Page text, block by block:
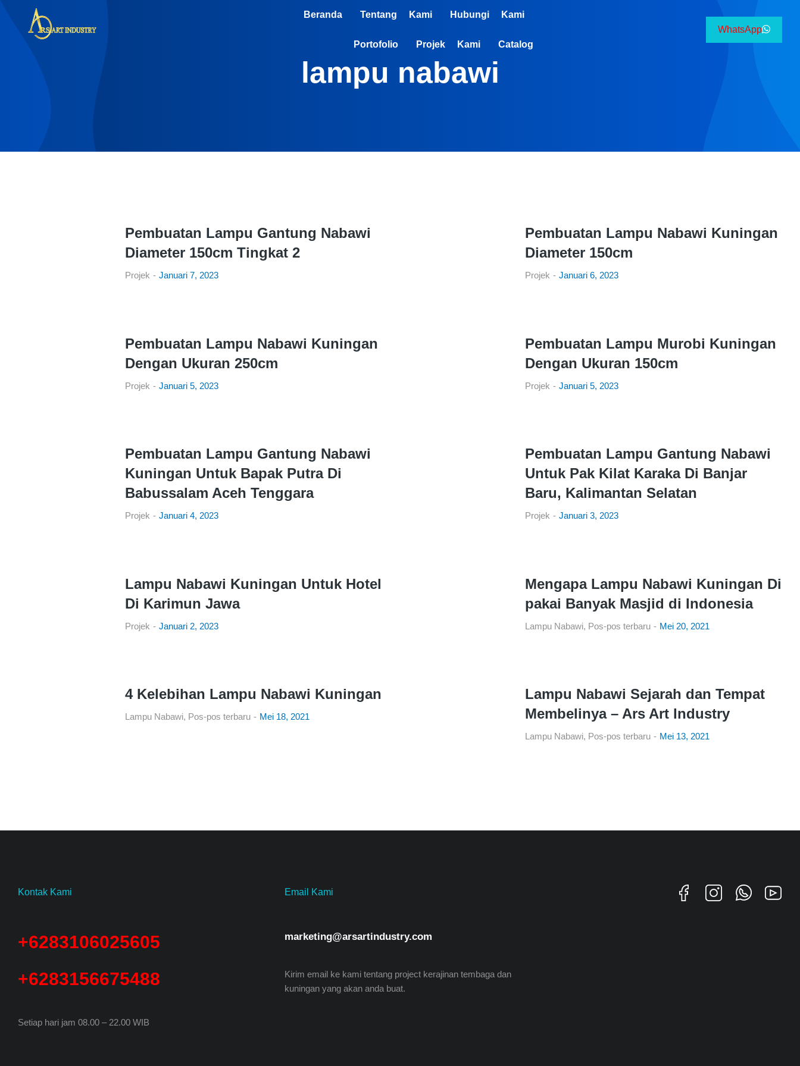
Beranda Tentang Kami Hubungi Kami
Portofolio Projek Kami Catalog
WhatsApp
lampu nabawi
Pembuatan Lampu Gantung Nabawi
Diameter 150cm Tingkat 2
Projek Januari 7, 2023
Pembuatan Lampu Nabawi Kuningan
Diameter 150cm
Projek Januari 6, 2023
Pembuatan Lampu Nabawi Kuningan
Dengan Ukuran 250cm
Projek Januari 5, 2023
Pembuatan Lampu Murobi Kuningan
Dengan Ukuran 150cm
Projek Januari 5, 2023
Pembuatan Lampu Gantung Nabawi
Kuningan Untuk Bapak Putra Di
Babussalam Aceh Tenggara
Projek Januari 4, 2023
Pembuatan Lampu Gantung Nabawi
Untuk Pak Kilat Karaka Di Banjar
Baru, Kalimantan Selatan
Projek Januari 3, 2023
Lampu Nabawi Kuningan Untuk Hotel
Di Karimun Jawa
Projek Januari 2, 2023
Mengapa Lampu Nabawi Kuningan Di
pakai Banyak Masjid di Indonesia
Lampu Nabawi, Pos-pos terbaru Mei 20, 2021
4 Kelebihan Lampu Nabawi Kuningan
Lampu Nabawi, Pos-pos terbaru Mei 18, 2021
Lampu Nabawi Sejarah dan Tempat
Membelinya – Ars Art Industry
Lampu Nabawi, Pos-pos terbaru Mei 13, 2021
Kontak Kami
+6283106025605
+6283156675488
Setiap hari jam 08.00 – 22.00 WIB
Email Kami
marketing@arsartindustry.com
Kirim email ke kami tentang project kerajinan tembaga dan
kuningan yang akan anda buat.